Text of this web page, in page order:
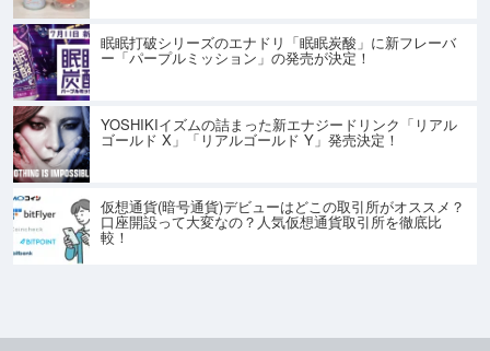
眠眠打破シリーズのエナドリ「眠眠炭酸」に新フレーバ
ー「パープルミッション」の発売が決定！
YOSHIKIイズムの詰まった新エナジードリンク「リアル
ゴールド X」「リアルゴールド Y」発売決定！
仮想通貨(暗号通貨)デビューはどこの取引所がオススメ？
口座開設って大変なの？人気仮想通貨取引所を徹底比
較！